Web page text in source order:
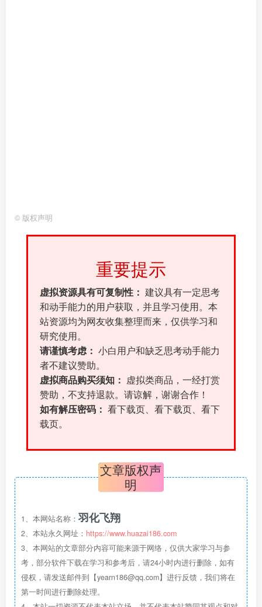
© 版权声明
重要提示
虚拟资源具有可复制性： 建议具有一定思考
和动手能力的用户获取，并且学习使用。本
站资源均为网友收集整理而来，仅供学习和
研究使用。
请谨慎考虑： 小白用户和缺乏思考动手能力
者不建议赞助。
虚拟商品购买须知：
虚拟类商品，一经打赏
赞助，不支持退款。请谅解，谢谢合作！
如有解压密码： 看下载页、看下载页、看下
载页。
文章版权声
明
1、本网站名称： 羽化飞翔
2、本站永久网址： https://www.huazai186.com
3、本网站的文章部分内容可能来源于网络，仅供大家学习与参
考，部分软件下载在学习和参考后，请24小时内进行删除，如有
侵权，请发送邮件到【yearn186@qq.com】进行反馈，我们将在
第一时间进行删除处理。